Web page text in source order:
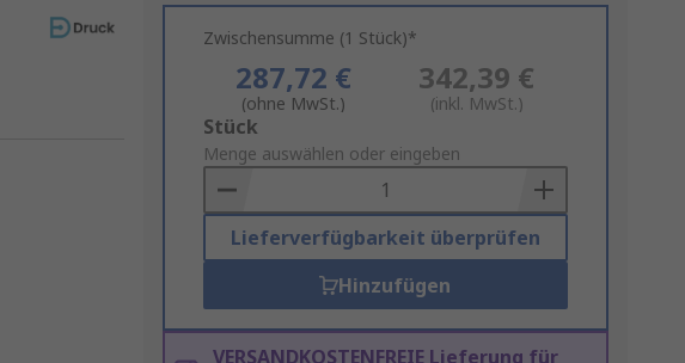
Zwischensumme (1 Stück)*
287,72 €
(ohne MwSt.)
342,39 €
(inkl. MwSt.)
Add
to
Basket
Stück
Menge auswählen oder eingeben
Lieferverfügbarkeit überprüfen
Hinzufügen
VERSANDKOSTENFREIE Lieferung für